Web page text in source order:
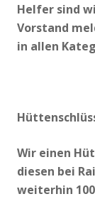
Helfer sind
Vorstand
in allen
Wir einen
diesen bei
weiterhin